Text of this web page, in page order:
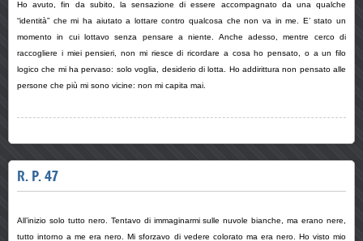
Ho avuto, fin da subito, la sensazione di essere accompagnato da una qualche
“identità” che mi ha aiutato a lottare contro qualcosa che non va in me. E’ stato un
momento in cui lottavo senza pensare a niente. Anche adesso, mentre cerco di
raccogliere i miei pensieri, non mi riesce di ricordare a cosa ho pensato, o a un filo
logico che mi ha pervaso: solo voglia, desiderio di lotta. Ho addirittura non pensato alle
persone che più mi sono vicine: non mi capita mai.
R. P. 47
All’inizio solo tutto nero. Tentavo di immaginarmi sulle nuvole bianche, ma erano nere,
tutto intorno a me era nero. Mi sforzavo di vedere colorato ma era nero. Ho visto mio